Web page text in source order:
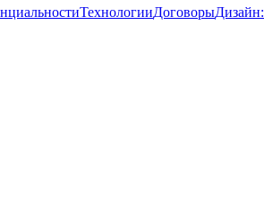
ТехнологииДоговорыДизайн: